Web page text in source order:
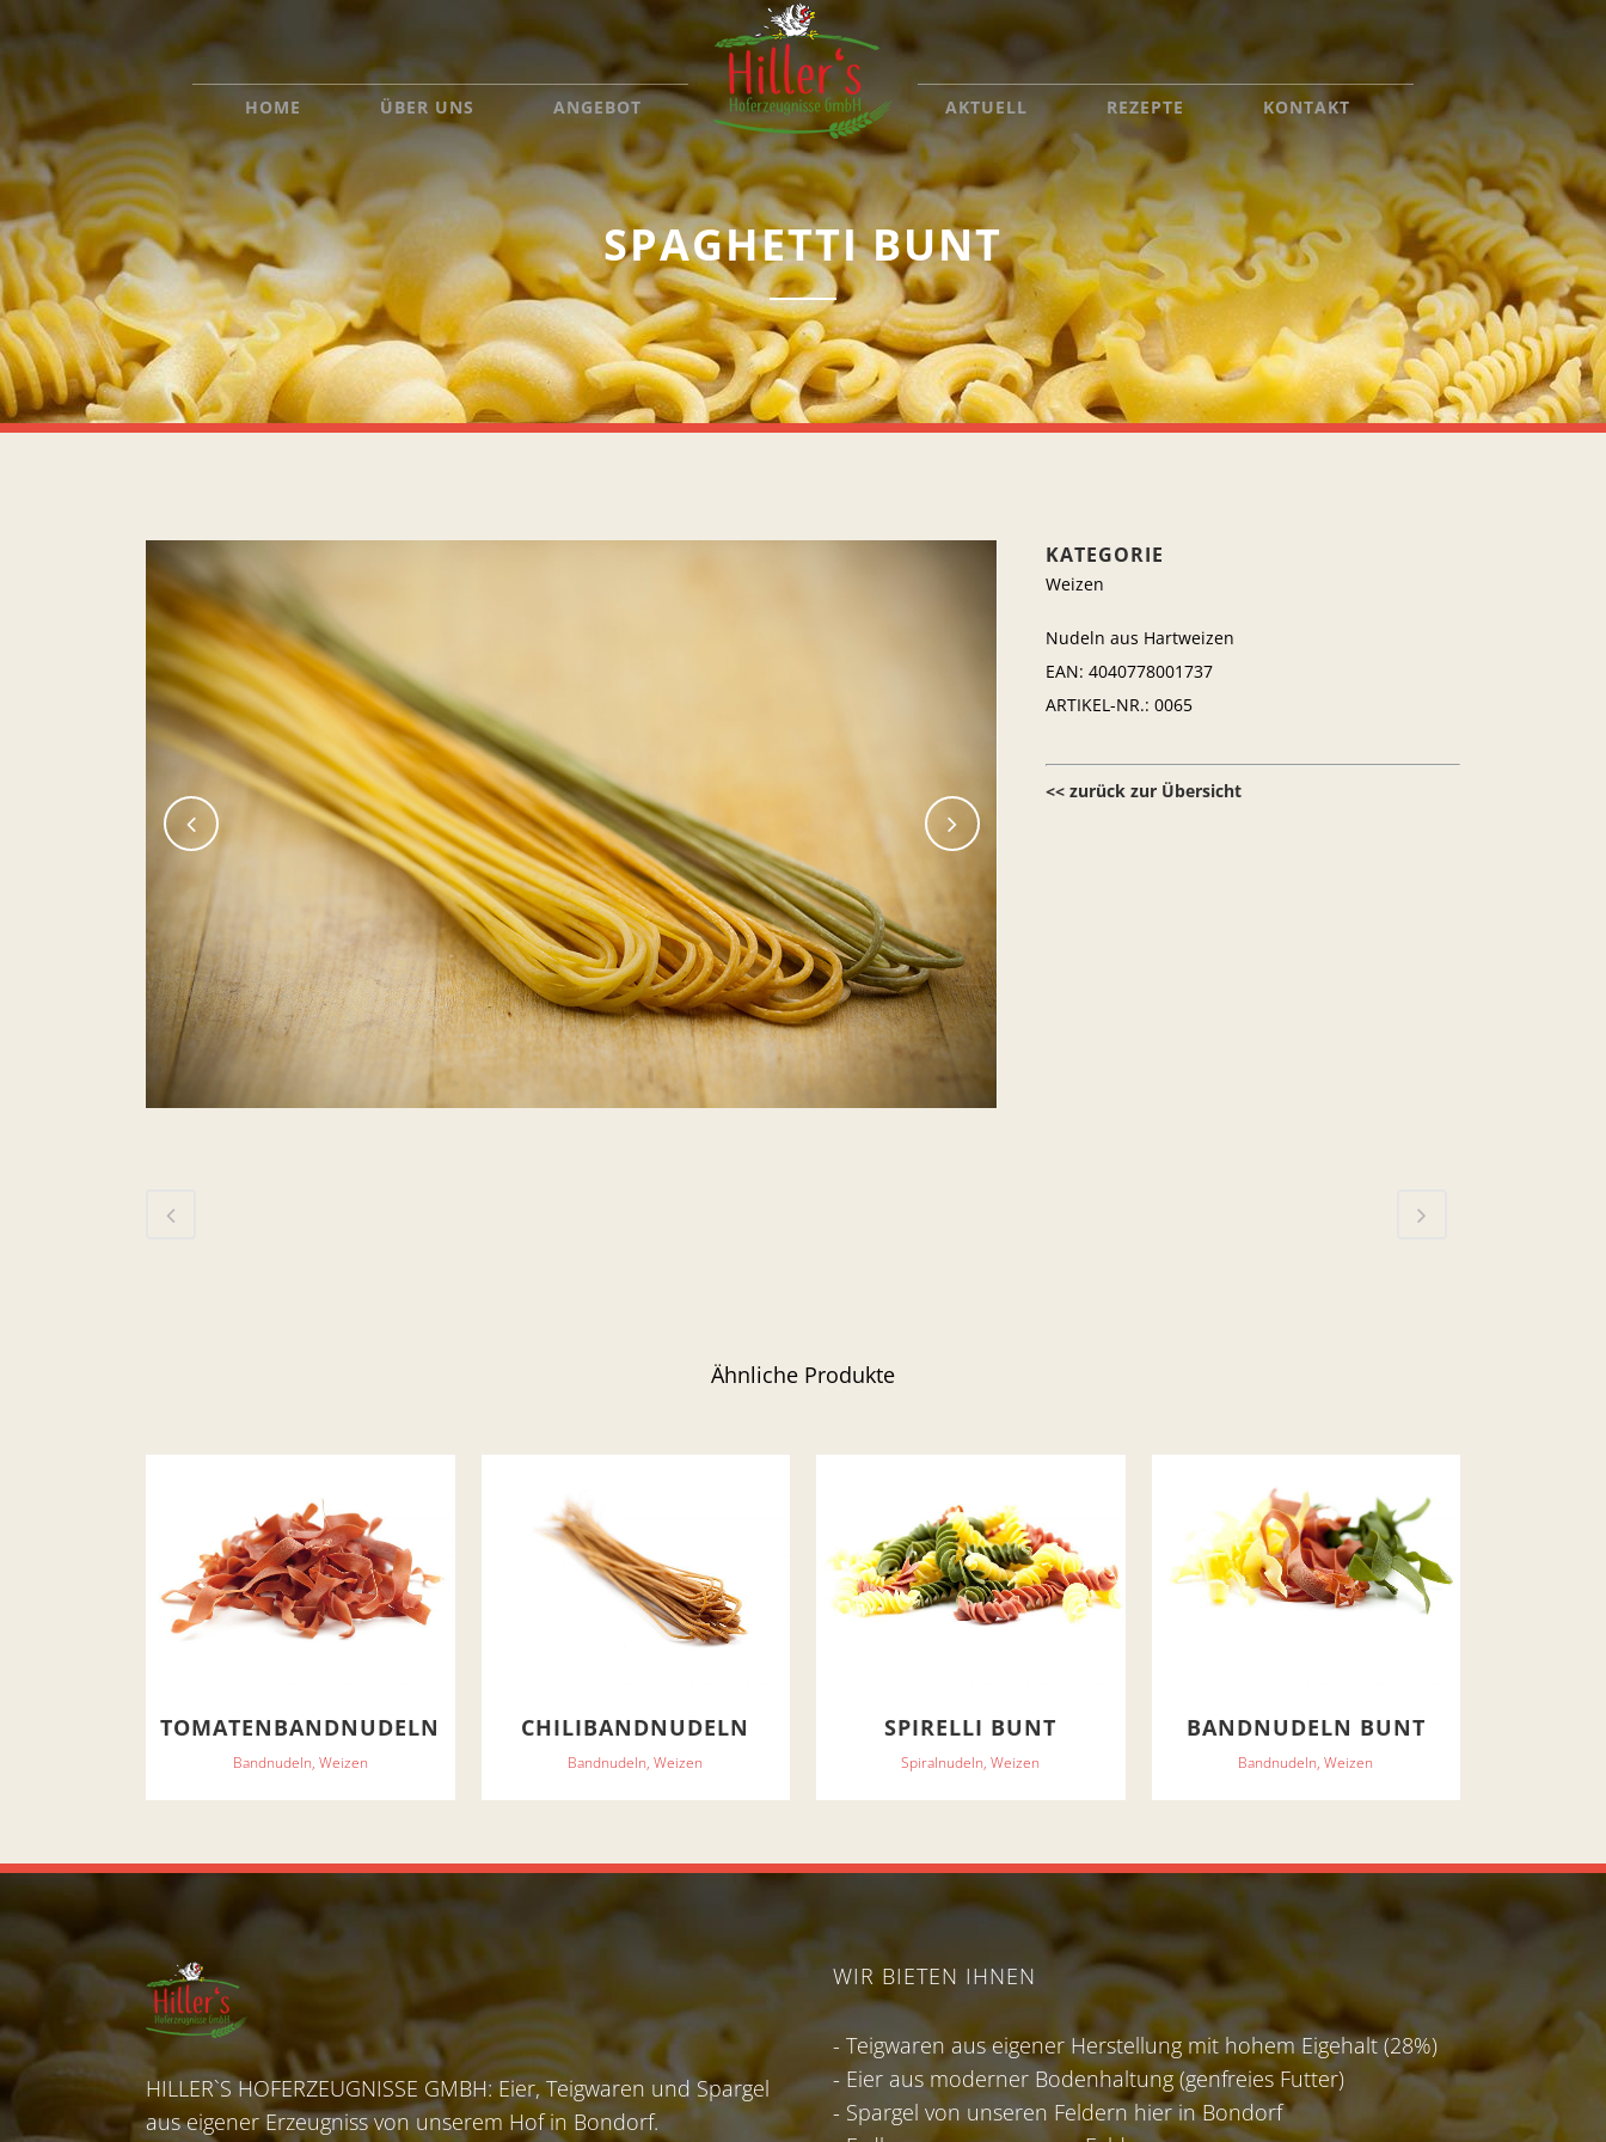
HOME ÜBER UNS ANGEBOT AKTUELL REZEPTE KONTAKT
SPAGHETTI BUNT
KATEGORIE
Weizen
Nudeln aus Hartweizen
EAN: 4040778001737
ARTIKEL-NR.: 0065
<< zurück zur Übersicht
Ähnliche Produkte
TOMATENBANDNUDELN
Bandnudeln, Weizen
CHILIBANDNUDELN
Bandnudeln, Weizen
SPIRELLI BUNT
Spiralnudeln, Weizen
BANDNUDELN BUNT
Bandnudeln, Weizen
HILLER`S HOFERZEUGNISSE GMBH: Eier, Teigwaren und Spargel
aus eigener Erzeugniss von unserem Hof in Bondorf.
WIR BIETEN IHNEN
- Teigwaren aus eigener Herstellung mit hohem Eigehalt (28%)
- Eier aus moderner Bodenhaltung (genfreies Futter)
- Spargel von unseren Feldern hier in Bondorf